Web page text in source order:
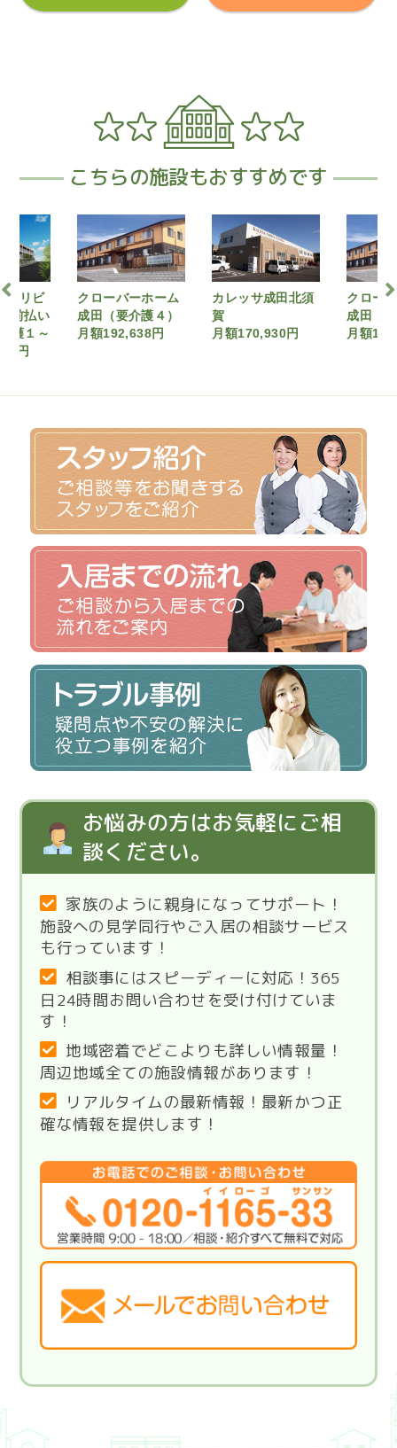
こちらの施設もおすすめです
ーバーホーム
（要介護４）
192,638円
カレッサ成田北須
賀
月額170,930円
クローバーホーム
成田（要介護１）
月額178,700円
お悩みの方はお気軽にご相
談ください。
家族のように親身になってサポート！
施設への見学同行やご入居の相談サービス
も行っています！
相談事にはスピーディーに対応！365
日24時間お問い合わせを受け付けていま
す！
地域密着でどこよりも詳しい情報量！
周辺地域全ての施設情報があります！
リアルタイムの最新情報！最新かつ正
確な情報を提供します！